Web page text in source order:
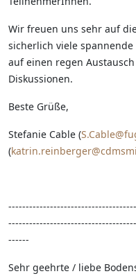
Wir freuen uns sehr auf
sicherlich viele
auf einen regen
Diskussionen.
Beste Grüße,
Stefanie Cable (
(
------
Sehr geehrte / liebe